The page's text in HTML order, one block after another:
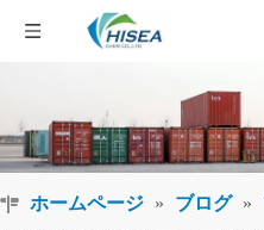
ホームページ » ブログ »